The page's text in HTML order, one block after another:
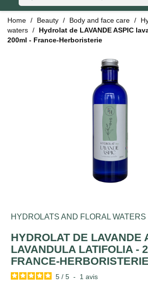
Home Beauty Body and face care
waters
Hydrolat de LAVANDE ASPIC
200ml - France-Herboristerie
HYDROLATS AND FLORAL WATERS
HYDROLAT DE LAVANDE
LAVANDULA LATIFOLIA -
FRANCE-HERBORISTERIE
5 / 5 - 1avis